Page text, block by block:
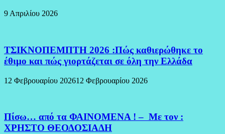
9 Απριλίου 2026
ΤΣΙΚΝΟΠΕΜΠΤΗ 2026 :Πώς καθιερώθηκε το
έθιμο και πώς γιορτάζεται σε όλη την Ελλάδα
12 Φεβρουαρίου 202612 Φεβρουαρίου 2026
Πίσω… από τα ΦΑΙΝΟΜΕΝΑ ! – Με τον :
ΧΡΗΣΤΟ ΘΕΟΔΟΣΙΑΔΗ